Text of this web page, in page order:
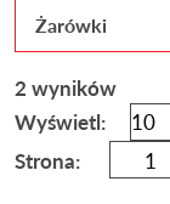
Żarówki
2 wyników
Wyświetl:
Strona: